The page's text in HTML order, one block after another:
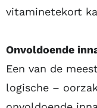
vitaminetekort
Onvoldoende
Een van de
logische –